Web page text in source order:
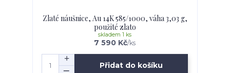
Zlaté náušnice, Au 14K 585/1000, váha 3,03 g,
použité zlato
7 590 Kč/ks
skladem 1 ks
Přidat do košíku